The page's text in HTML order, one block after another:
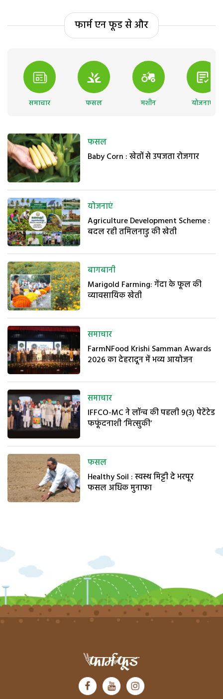
फार्म एन फूड से और
समाचार फसल मशीन योजनाएं
फसल
Baby Corn : खेतों से उपजता रोजगार
योजनाएं
Agriculture Development Scheme :
बदल रही तमिलनाडु की खेती
बागबानी
Marigold Farming: गेंदा के फूल की
व्यावसायिक खेती
समाचार
FarmNFood Krishi Samman Awards
2026 का देहरादून में भव्य आयोजन
समाचार
IFFCO-MC ने लॉन्च की पहली 9(3) पेटेंटेड
फफूंदनाशी ‘मित्सुकी’
फसल
Healthy Soil : स्वस्थ मिट्टी दे भरपूर
फसल अधिक मुनाफा